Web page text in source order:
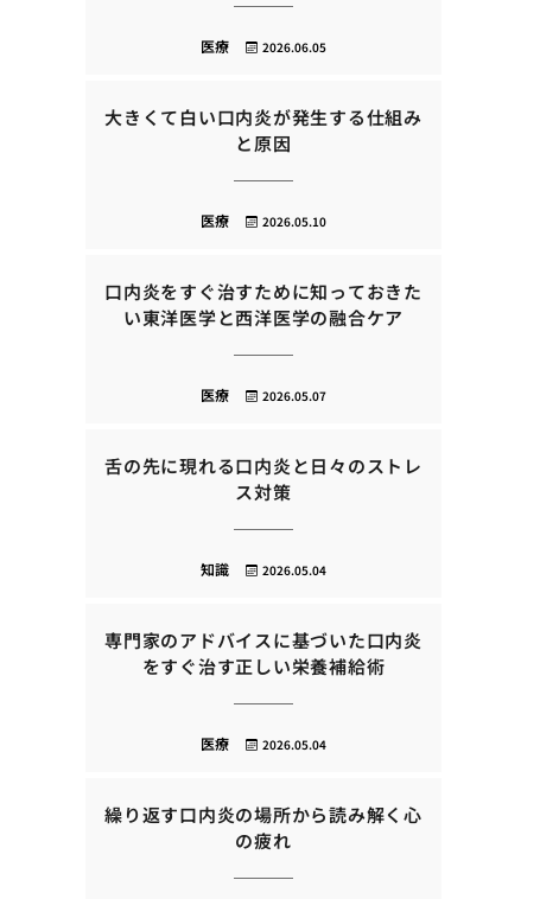
2026.06.05
医療
大きくて白い口内炎が発生する仕組み
と原因
2026.05.10
医療
口内炎をすぐ治すために知っておきた
い東洋医学と西洋医学の融合ケア
2026.05.07
医療
舌の先に現れる口内炎と日々のストレ
ス対策
2026.05.04
知識
専門家のアドバイスに基づいた口内炎
をすぐ治す正しい栄養補給術
2026.05.04
医療
繰り返す口内炎の場所から読み解く心
の疲れ